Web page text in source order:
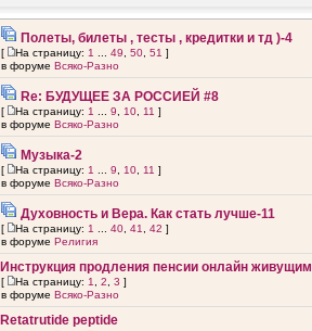
Полеты, билеты , тесты , кредитки и тд )-4
[ На страницу: 1 49 50 51 ]
в форуме Всяко-Разно
Re: БУДУЩЕЕ ЗА РОССИЕЙ #8
[ На страницу: 1 9 10 11 ]
в форуме Всяко-Разно
Музыка-2
[ На страницу: 1 9 10 11 ]
в форуме Всяко-Разно
Духовность и Вера. Как стать лучше-11
[ На страницу: 1 40 41 42 ]
в форуме Религия
Инструкция продления пенсии онлайн
[ На страницу: 1 2 3 ]
в форуме Всяко-Разно
Retatrutide peptide